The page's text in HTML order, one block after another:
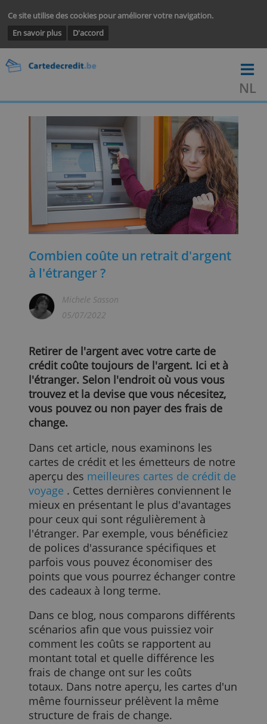
Ce site utilise des cookies pour améliorer votre navigation.
En savoir plus
D'accord
Combien coûte un retrait d'argent
à l'étranger ?
05/07/2022
Retirer de l'argent avec votre carte de
crédit coûte toujours de l'argent. Ici et à
l'étranger. Selon l'endroit où vous vous
trouvez et la devise que vous nécesitez,
vous pouvez ou non payer des frais de
change.
Dans cet article, nous examinons les
cartes de crédit et les émetteurs de notre
aperçu des meilleures cartes de crédit
voyage. Cettes dernières conviennent le
mieux en présentant le plus d'avantages
pour ceux qui sont régulièrement à
de polices d'assurance spécifiques et
parfois vous pouvez économiser des
points que vous pourrez échanger contre
des cadeaux à long terme.
Dans ce blog, nous comparons différents
scénarios afin que vous puissiez voir